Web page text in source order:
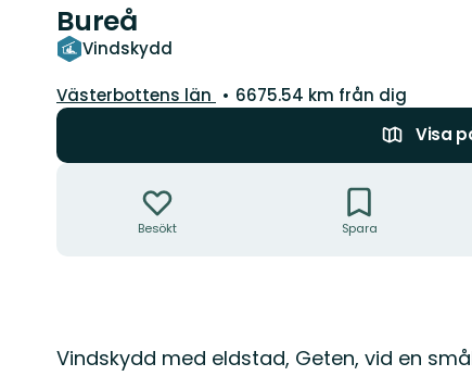
Bureå
Vindskydd
Län:
Västerbottens län
6675.54 km från dig
Visa
Besökt Spara
Beskrivning
Vindskydd med eldstad, Geten, vid en